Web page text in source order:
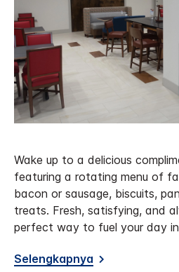
Wake up to a delicious
featuring a rotating menu of
bacon or sausage, biscuits,
treats. Fresh, satisfying, and
perfect way to fuel your day
Selengkapnya